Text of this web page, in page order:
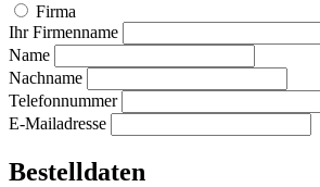
Firma
Ihr Firmenname
Name
Nachname
Telefonnummer
E-Mailadresse
Bestelldaten